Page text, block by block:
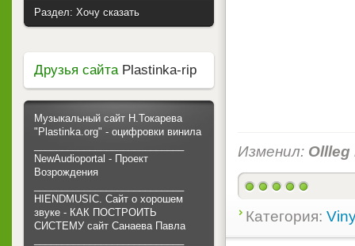
Изменил: Ollleg
Категория:
Раздел: Хочу сказать
Друзья сайтаPlastinka-rip
Музыкальный сайт Н.Токарева
"Plastinka.org" - оцифровки винила
NewAudioportal - Проект
Возрождения
HIENDMUSIC. Сайт о хорошем
звуке - КАК ПОСТРОИТЬ
СИСТЕМУ сайт Санаева Павла